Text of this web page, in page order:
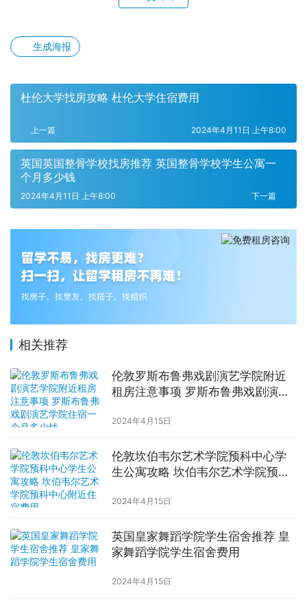
生成海报
杜伦大学找房攻略 杜伦大学住宿费用
上一篇 2024年4月11日 上午8:00
英国英国整骨学校找房推荐 英国整骨学校学生公寓一
个月多少钱
下一篇
2024年4月11日 上午8:00
相关推荐
伦敦罗斯布鲁弗戏剧演艺学院附近
租房注意事项 罗斯布鲁弗戏剧演艺
2024年4月15日
伦敦坎伯韦尔艺术学院预科中心学
生公寓攻略 坎伯韦尔艺术学院预科
2024年4月15日
英国皇家舞蹈学院学生宿舍推荐 皇
家舞蹈学院学生宿舍费用
2024年4月15日